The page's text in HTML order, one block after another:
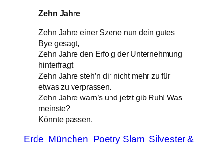
Zehn Jahre
Zehn Jahre einer Szene nun dein gutes
Bye gesagt,
Zehn Jahre den Erfolg der Unternehmung
hinterfragt.
Zehn Jahre steh’n dir nicht mehr zu für
etwas zu verprassen.
Zehn Jahre warn’s und jetzt gib Ruh! Was
meinste?
Könnte passen.
Erde München Poetry Slam Silvester &